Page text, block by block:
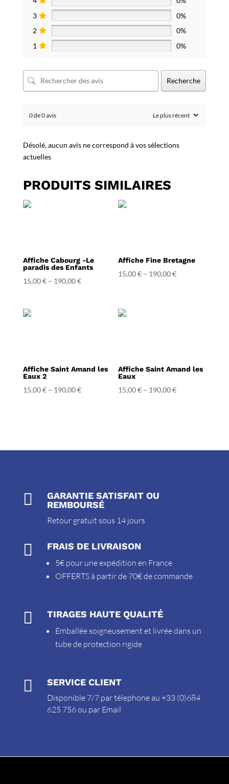
3
0%
2
0%
1
0%
Recherche
0 de 0 avis
Désolé, aucun avis ne correspond à vos sélections
actuelles
PRODUITS SIMILAIRES
Affiche Cabourg -Le
paradis des Enfants
15,00€– 190,00€
Affiche Fine Bretagne
15,00€ – 190,00€
Affiche Saint Amand les
Eaux 2
15,00€– 190,00€
Affiche Saint Amand les
Eaux
15,00€ – 190,00€

GARANTIE SATISFAIT OU
REMBOURSÉ
Retour gratuit sous 14 jours
 FRAIS DE LIVRAISON
5€ pour une expédition en France
OFFERTS à partir de 70€ de commande
 TIRAGES HAUTE QUALITÉ
Emballée soigneusement et livrée dans un
tube de protection rigide
 SERVICE CLIENT
Disponible 7/7 par télephone au +33 (0)684
625 756 ou par Email